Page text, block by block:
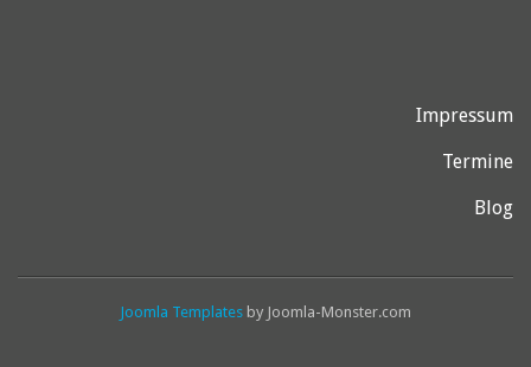
Impressum
Termine
Blog
Joomla Templates by Joomla-Monster.com